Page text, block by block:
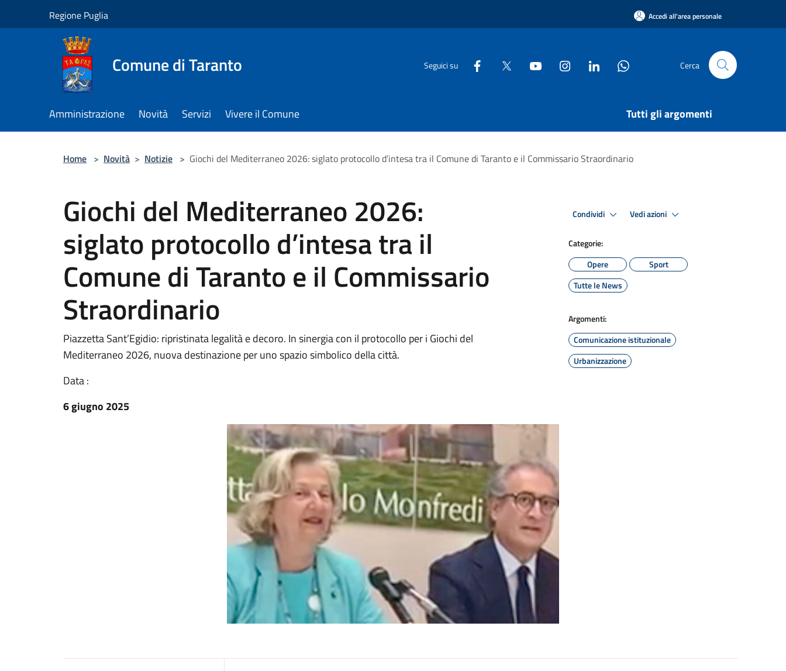
Regione Puglia Accedi all'area personale
Comune di Taranto Seguici su Cerca
Amministrazione Novità Servizi Vivere il Comune Tutti gli argomenti
Home > Novità > Notizie > Giochi del Mediterraneo 2026: siglato protocollo d’intesa tra il Comune di Taranto e il Commissario Straordinario
Giochi del Mediterraneo 2026:
siglato protocollo d’intesa tra il
Comune di Taranto e il Commissario
Straordinario
Piazzetta Sant’Egidio: ripristinata legalità e decoro. In sinergia con il protocollo per i Giochi del
Mediterraneo 2026, nuova destinazione per uno spazio simbolico della città.
Data :
6 giugno 2025
Condividi Vedi azioni
Categorie:
Opere
Sport
Tutte le News
Argomenti:
Comunicazione istituzionale
Urbanizzazione